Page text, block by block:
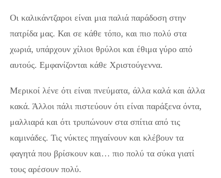
Οι καλικάντζαροι είναι μια παλιά παράδοση στην
πατρίδα μας. Και σε κάθε τόπο, και πιο πολύ στα
χωριά, υπάρχουν χίλιοι θρύλοι και έθιμα γύρο από
αυτούς. Εμφανίζονται κάθε Χριστούγεννα.
Μερικοί λένε ότι είναι πνεύματα, άλλα καλά και άλλα
κακά. Άλλοι πάλι πιστεύουν ότι είναι παράξενα όντα,
μαλλιαρά και ότι τρυπώνουν στα σπίτια από τις
καμινάδες. Τις νύκτες πηγαίνουν και κλέβουν τα
φαγητά που βρίσκουν και… πιο πολύ τα σύκα γιατί
τους αρέσουν πολύ.